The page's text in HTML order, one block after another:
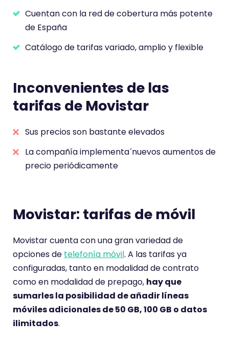
Cuentan con la red de cobertura más potente
de España
Catálogo de tarifas variado, amplio y flexible
Inconvenientes de las
tarifas de Movistar
Sus precios son bastante elevados
La compañía implementa´nuevos aumentos de
precio periódicamente
Movistar: tarifas de móvil
Movistar cuenta con una gran variedad de
opciones de telefonía móvil. A las tarifas ya
configuradas, tanto en modalidad de contrato
como en modalidad de prepago, hay que
sumarles la posibilidad de añadir líneas
móviles adicionales de 50 GB, 100 GB o datos
ilimitados.